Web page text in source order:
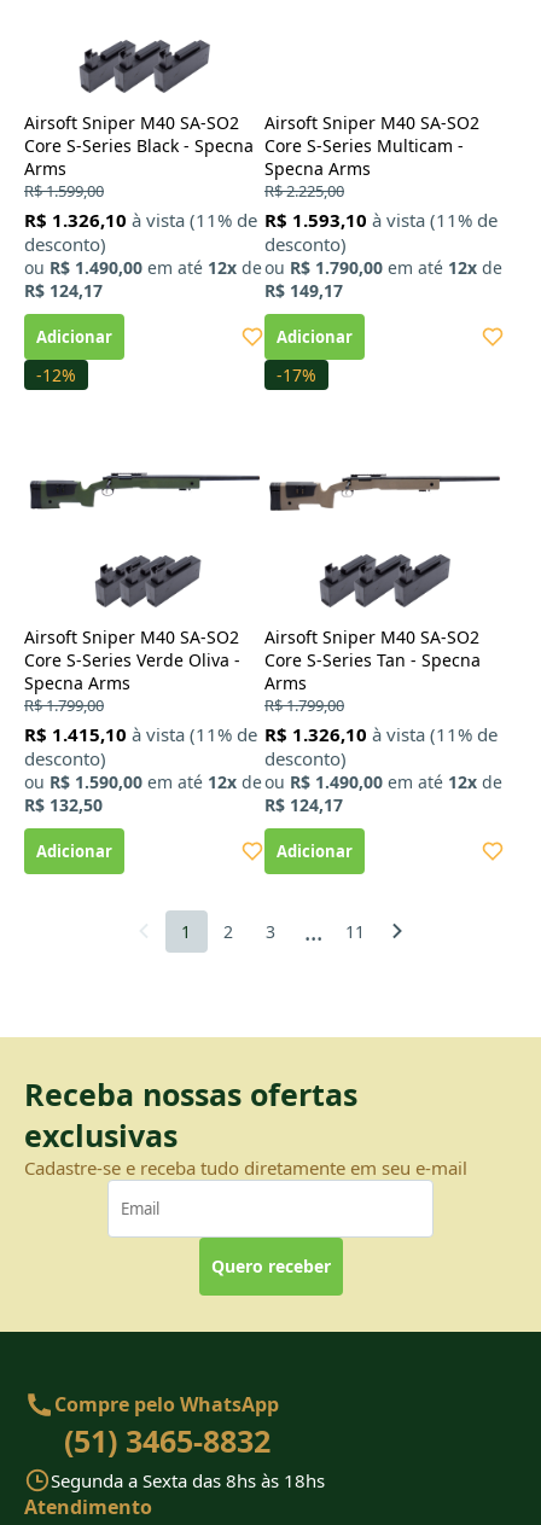
Airsoft Sniper M40 SA-SO2
Core S-Series Black - Specna
Arms
R$ 1.599,00
R$ 1.326,10 à vista (11% de
desconto)
ou R$ 1.490,00 em até 12x de
R$ 124,17
Airsoft Sniper M40 SA-SO2
Core S-Series Multicam -
Specna Arms
R$ 2.225,00
R$ 1.593,10 à vista (11% de
desconto)
ou R$ 1.790,00 em até 12x de
R$ 149,17
-12%
Airsoft Sniper M40 SA-SO2
Core S-Series Verde Oliva -
Specna Arms
R$ 1.799,00
R$ 1.415,10 à vista (11% de
desconto)
ou R$ 1.590,00 em até 12x de
R$ 132,50
-17%
Airsoft Sniper M40 SA-SO2
Core S-Series Tan - Specna
Arms
R$ 1.799,00
R$ 1.326,10 à vista (11% de
desconto)
ou R$ 1.490,00 em até 12x de
R$ 124,17
1 2 3 ... 11
Receba nossas ofertas
exclusivas
Cadastre-se e receba tudo diretamente em seu e-mail
Quero receber
Compre pelo WhatsApp
(51) 3465-8832
Segunda a Sexta das 8hs às 18hs
Atendimento